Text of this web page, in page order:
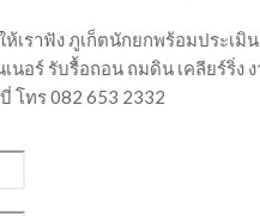
เราฟัง ภูเก็ตนักยกพร้อมประเมิ
นอร์ รับรื้อถอน ถมดิน เคลียร์ริ่ง
โทร 082 653 2332